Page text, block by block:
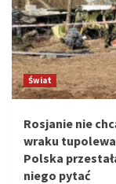
Świat
Rosjanie nie
wraku
Polska
niego pytać